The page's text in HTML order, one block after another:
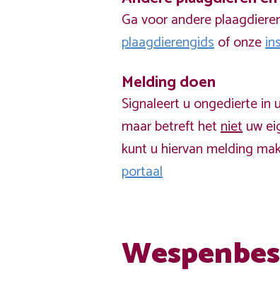
Ga voor andere
plaagdierengidsof onze
Melding doen
Signaleert u ongedierte in
maar betreft hetnietuw
kunt u hiervan melding
portaal